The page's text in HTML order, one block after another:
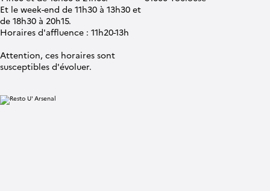
Et le week-end de 11h30 à 13h30 et
de 18h30 à 20h15.
Horaires d'affluence : 11h20-13h
Attention, ces horaires sont
susceptibles d'évoluer.